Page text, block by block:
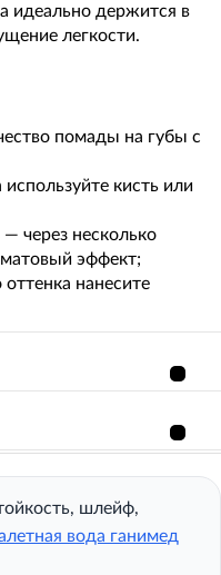
идеально держится в
легкости.
помады на губы с
кисть или
через несколько
эффект;
нанесите
шлейф,
вода ганимед